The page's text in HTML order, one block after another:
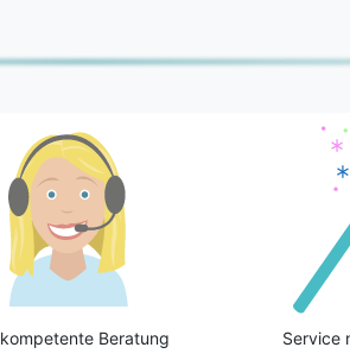
kompetente Beratung Service